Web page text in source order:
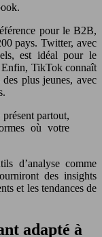
pour le B2B,
pays. Twitter, avec
est idéal pour le
Enfin, TikTok connaît
plus jeunes, avec
présent partout,
où votre
d’analyse comme
des insights
et les tendances de
adapté à